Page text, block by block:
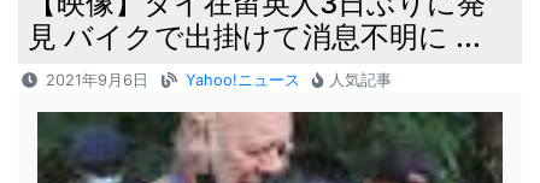
見 バイクで出掛けて消息不明に ...
2021年9月6日 Yahoo!ニュース 人気記事